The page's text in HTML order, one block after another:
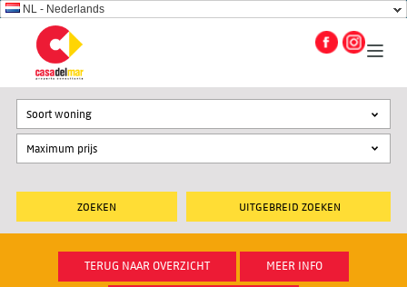
NL - Nederlands
UITGEBREID ZOEKEN
Soort woning
TERUG NAAR OVERZICHT MEER INFO